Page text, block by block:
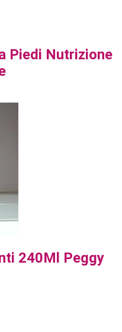
Piedi Nutrizione
240Ml Peggy